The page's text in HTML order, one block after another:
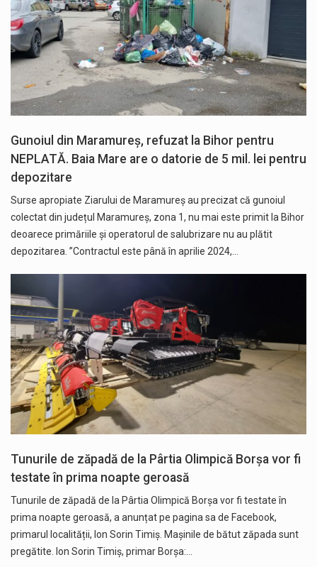
Gunoiul din Maramureș, refuzat la Bihor pentru
NEPLATĂ. Baia Mare are o datorie de 5 mil. lei pentru
depozitare
Surse apropiate Ziarului de Maramureș au precizat că gunoiul
colectat din județul Maramureș, zona 1, nu mai este primit la Bihor
deoarece primăriile și operatorul de salubrizare nu au plătit
depozitarea. ”Contractul este până în aprilie 2024,…
Tunurile de zăpadă de la Pârtia Olimpică Borșa vor fi
testate în prima noapte geroasă
Tunurile de zăpadă de la Pârtia Olimpică Borșa vor fi testate în
prima noapte geroasă, a anunțat pe pagina sa de Facebook,
primarul localității, Ion Sorin Timiș. Mașinile de bătut zăpada sunt
pregătite. Ion Sorin Timiș, primar Borșa:…